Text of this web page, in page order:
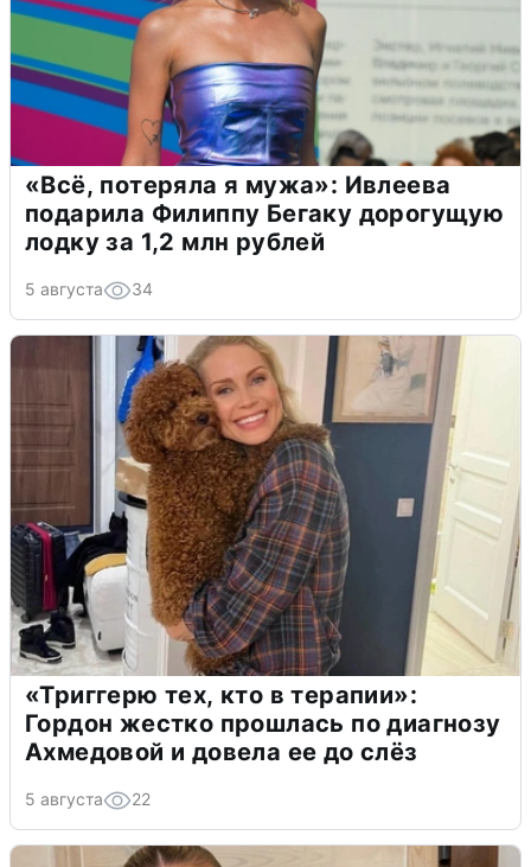
«Всё, потеряла я мужа»: Ивлеева
подарила Филиппу Бегаку дорогущую
лодку за 1,2 млн рублей
5 августа 34
«Триггерю тех, кто в терапии»:
Гордон жестко прошлась по диагнозу
Ахмедовой и довела ее до слёз
5 августа 22